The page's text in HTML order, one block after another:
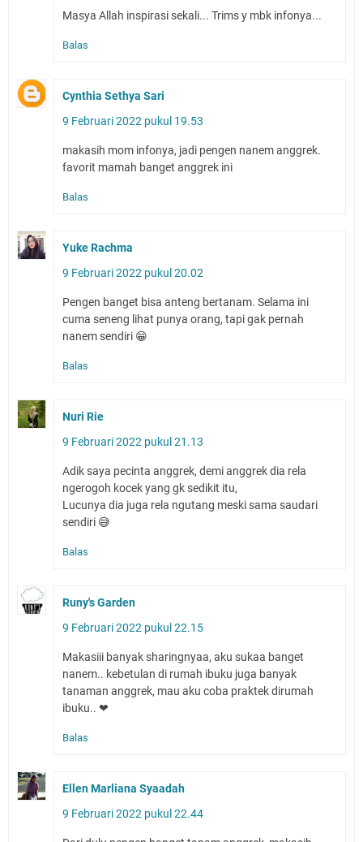
Masya Allah inspirasi sekali... Trims y mbk infonya...
Balas
Cynthia Sethya Sari
9 Februari 2022 pukul 19.53
makasih mom infonya, jadi pengen nanem anggrek.
favorit mamah banget anggrek ini
Balas
Yuke Rachma
9 Februari 2022 pukul 20.02
Pengen banget bisa anteng bertanam. Selama ini
cuma seneng lihat punya orang, tapi gak pernah
nanem sendiri 😁
Balas
Nuri Rie
9 Februari 2022 pukul 21.13
Adik saya pecinta anggrek, demi anggrek dia rela
ngerogoh kocek yang gk sedikit itu,
Lucunya dia juga rela ngutang meski sama saudari
sendiri 😅
Balas
Runy's Garden
9 Februari 2022 pukul 22.15
Makasiii banyak sharingnyaa, aku sukaa banget
nanem.. kebetulan di rumah ibuku juga banyak
tanaman anggrek, mau aku coba praktek dirumah
ibuku.. ❤
Balas
Ellen Marliana Syaadah
9 Februari 2022 pukul 22.44